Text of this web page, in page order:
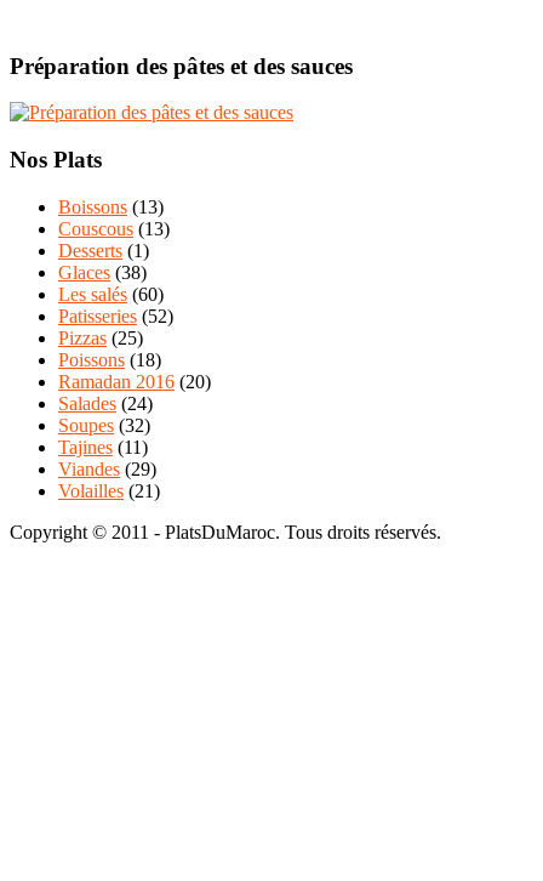
Préparation des pâtes et des sauces
Nos Plats
Boissons (13)
Couscous (13)
Desserts (1)
Glaces (38)
Les salés (60)
Patisseries (52)
Pizzas (25)
Poissons (18)
Ramadan 2016 (20)
Salades (24)
Soupes (32)
Tajines (11)
Viandes (29)
Volailles (21)
Copyright © 2011 - PlatsDuMaroc. Tous droits réservés.